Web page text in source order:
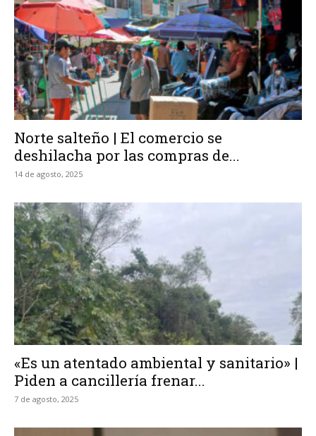
Norte salteño | El comercio se
deshilacha por las compras de...
14 de agosto, 2025
«Es un atentado ambiental y sanitario» |
Piden a cancillería frenar...
7 de agosto, 2025